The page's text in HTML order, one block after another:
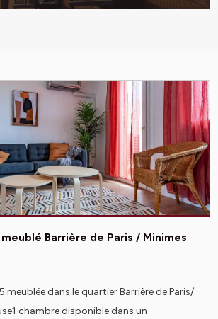
Barrière de Paris / Minimes
meublée dans le quartier Barrière de Paris/
chambre disponible dans un